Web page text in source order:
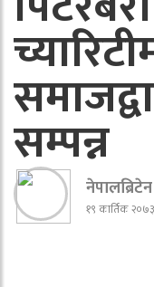
सम्पन्न
१९ कार्तिक